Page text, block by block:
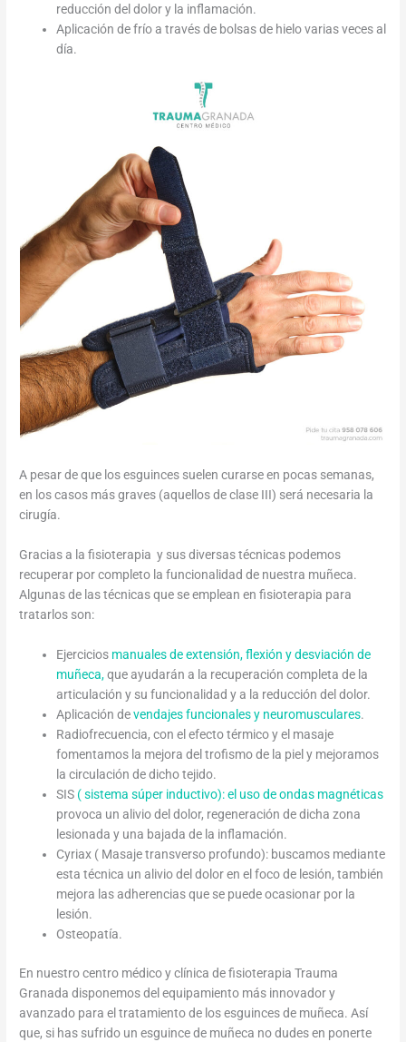
reducción del dolor y la inflamación.
Aplicación de frío a través de bolsas de hielo varias veces al
día.
A pesar de que los esguinces suelen curarse en pocas semanas,
en los casos más graves (aquellos de clase III) será necesaria la
cirugía.
Gracias a la fisioterapia y sus diversas técnicas podemos
recuperar por completo la funcionalidad de nuestra muñeca.
Algunas de las técnicas que se emplean en fisioterapia para
tratarlos son:
Ejercicios manuales de extensión, flexión y desviación de
muñeca,que ayudarán a la recuperación completa de la
articulación y su funcionalidad y a la reducción del dolor.
Aplicación devendajes funcionales y neuromusculares.
Radiofrecuencia, con el efecto térmico y el masaje
fomentamos la mejora del trofismo de la piel y mejoramos
la circulación de dicho tejido.
SIS ( sistema súper inductivo): el uso de ondas magnéticas
provoca un alivio del dolor, regeneración de dicha zona
lesionada y una bajada de la inflamación.
Cyriax ( Masaje transverso profundo): buscamos mediante
esta técnica un alivio del dolor en el foco de lesión, también
mejora las adherencias que se puede ocasionar por la
lesión.
Osteopatía.
En nuestro centro médico y clínica de fisioterapia Trauma
Granada disponemos del equipamiento más innovador y
avanzado para el tratamiento de los esguinces de muñeca. Así
que, si has sufrido un esguince de muñeca no dudes en ponerte